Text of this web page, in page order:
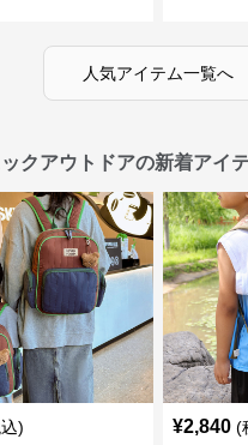
人気アイテム一覧へ
クアウトドアの新着アイ
) ¥2,840 (